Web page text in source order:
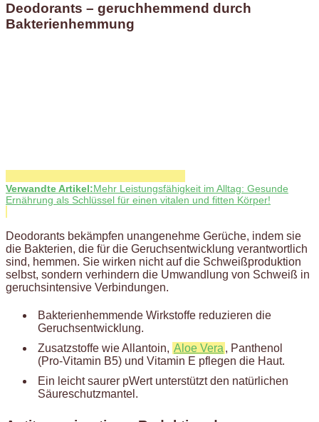
Deodorants – geruchhemmend durch
Bakterienhemmung
Verwandte Artikel:Mehr Leistungsfähigkeit im Alltag: Gesunde
Ernährung als Schlüssel für einen vitalen und fitten Körper!
Deodorants bekämpfen unangenehme Gerüche, indem sie
die Bakterien, die für die Geruchsentwicklung verantwortlich
sind, hemmen. Sie wirken nicht auf die Schweißproduktion
selbst, sondern verhindern die Umwandlung von Schweiß in
geruchsintensive Verbindungen.
Bakterienhemmende Wirkstoffe reduzieren die
Geruchsentwicklung.
Zusatzstoffe wie Allantoin, Aloe Vera , Panthenol
(Pro-Vitamin B5) und Vitamin E pflegen die Haut.
Ein leicht saurer pWert unterstützt den natürlichen
Säureschutzmantel.